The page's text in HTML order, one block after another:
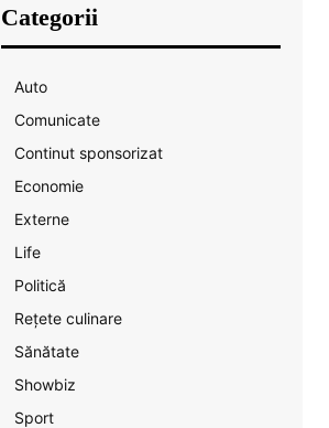
Categorii
Auto
Comunicate
Continut sponsorizat
Economie
Externe
Life
Politică
Rețete culinare
Sănătate
Showbiz
Sport